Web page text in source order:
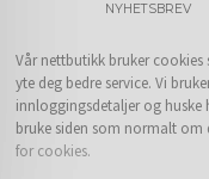
NYHETSBREV
Vår nettbutikk bruker cookies
yte deg bedre service. Vi
innloggingsdetaljer og huske
bruke siden som normalt om
for cookies.